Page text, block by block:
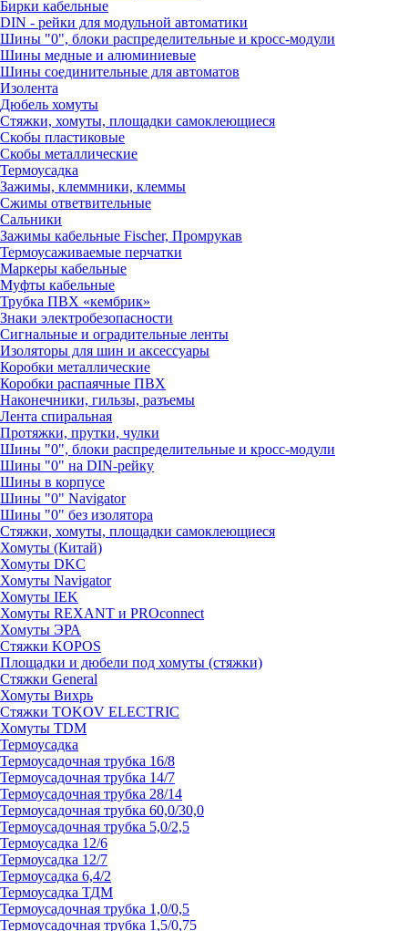
Бирки кабельные
DIN - рейки для модульной автоматики
Шины "0", блоки распределительные и кросс-модули
Шины медные и алюминиевые
Шины соединительные для автоматов
Изолента
Дюбель хомуты
Стяжки, хомуты, площадки самоклеющиеся
Скобы пластиковые
Скобы металлические
Термоусадка
Зажимы, клеммники, клеммы
Сжимы ответвительные
Сальники
Зажимы кабельные Fischer, Промрукав
Термоусаживаемые перчатки
Маркеры кабельные
Муфты кабельные
Трубка ПВХ «кембрик»
Знаки электробезопасности
Сигнальные и оградительные ленты
Изоляторы для шин и аксессуары
Коробки металлические
Коробки распаячные ПВХ
Наконечники, гильзы, разъемы
Лента спиральная
Протяжки, прутки, чулки
Шины "0", блоки распределительные и кросс-модули
Шины "0" на DIN-рейку
Шины в корпусе
Шины "0" Navigator
Шины "0" без изолятора
Стяжки, хомуты, площадки самоклеющиеся
Хомуты (Китай)
Хомуты DKC
Хомуты Navigator
Хомуты IEK
Хомуты REXANT и PROconnect
Хомуты ЭРА
Стяжки KOPOS
Площадки и дюбели под хомуты (стяжки)
Стяжки General
Хомуты Вихрь
Стяжки TOKOV ELECTRIC
Хомуты TDM
Термоусадка
Термоусадочная трубка 16/8
Термоусадочная трубка 14/7
Термоусадочная трубка 28/14
Термоусадочная трубка 60,0/30,0
Термоусадочная трубка 5,0/2,5
Термоусадка 12/6
Термоусадка 12/7
Термоусадка 6,4/2
Термоусадка ТДМ
Термоусадочная трубка 1,0/0,5
Термоусадочная трубка 1,5/0,75